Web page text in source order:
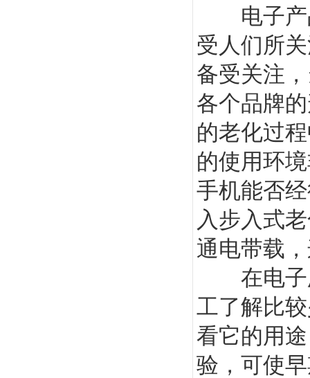
电子产品
受人们所
备受关注
各个品牌
的老化过
的使用环
手机能否
入步入式
通电带载
在电子
工了解比
看它的用
验，可使